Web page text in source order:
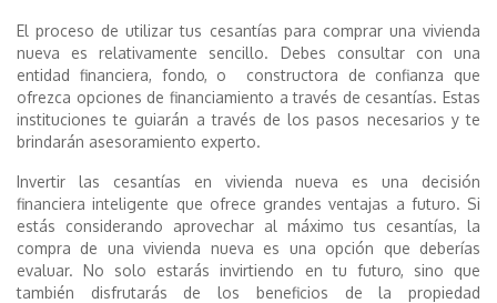
El proceso de utilizar tus cesantías para comprar una vivienda
nueva es relativamente sencillo. Debes consultar con una
entidad financiera, fondo, o constructora de confianza que
ofrezca opciones de financiamiento a través de cesantías. Estas
instituciones te guiarán a través de los pasos necesarios y te
brindarán asesoramiento experto.
Invertir las cesantías en vivienda nueva es una decisión
financiera inteligente que ofrece grandes ventajas a futuro. Si
estás considerando aprovechar al máximo tus cesantías, la
compra de una vivienda nueva es una opción que deberías
evaluar. No solo estarás invirtiendo en tu futuro, sino que
también disfrutarás de los beneficios de la propiedad